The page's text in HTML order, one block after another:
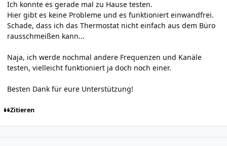
Ich konnte es gerade mal zu Hause testen.
Hier gibt es keine Probleme und es funktioniert einwandfrei.
Schade, dass ich das Thermostat nicht einfach aus dem Büro
rausschmeißen kann...
Naja, ich werde nochmal andere Frequenzen und Kanäle
testen, vielleicht funktioniert ja doch noch einer.
Besten Dank für eure Unterstützung!
Zitieren